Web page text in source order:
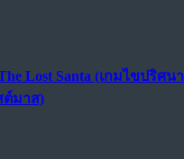
Lost Santa (เกมไขปริศ
ต์มาส)